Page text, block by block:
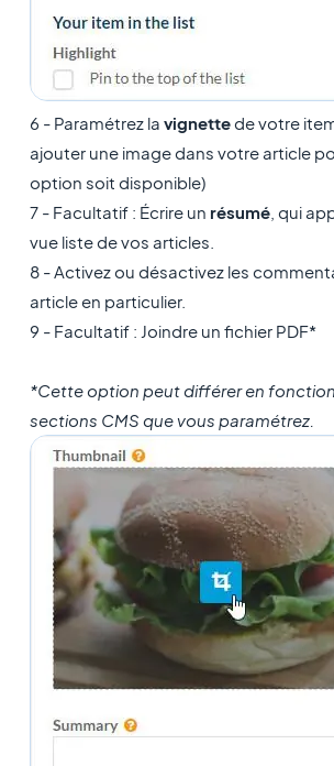
6 - Paramétrez la vignettede votre
ajouter une image dans votre article
option soit disponible)
7 - Facultatif : Écrire un résumé, qui
vue liste de vos articles.
8 - Activez ou désactivez les
article en particulier.
9 - Facultatif : Joindre un fichier PDF*
*Cette option peut différer en
sections CMS que vous paramétrez.